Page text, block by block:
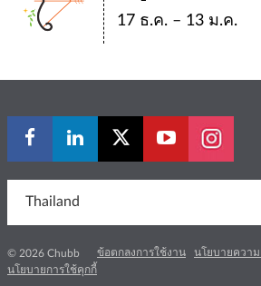
17 ธ.ค. – 13 ม.ค.
Thailand
© 2026 Chubb ข้อตกลงการใช้งาน
นโยบายควา
นโยบายการใช้คุกกี้